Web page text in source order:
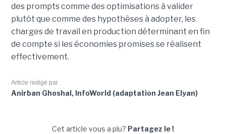
des prompts comme des optimisations à valider
plutôt que comme des hypothèses à adopter, les
charges de travail en production déterminant en fin
de compte si les économies promises se réalisent
effectivement.
Article rédigé par
Anirban Ghoshal, InfoWorld (adaptation Jean Elyan)
Cet article vous a plu? Partagez le !